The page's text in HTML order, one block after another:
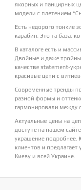
якорных и панцирных
модели с плетением
Есть недорого тонкие
карабин. Это та база,
В каталоге есть и
Двойные и даже
качестве statement-
красивые цепи с
Современные тренды
разной формы и
гармонировали между
Актуальные цены на
доступе на нашем
украшение подробнее.
клиентов и
Киеву и всей Украине.